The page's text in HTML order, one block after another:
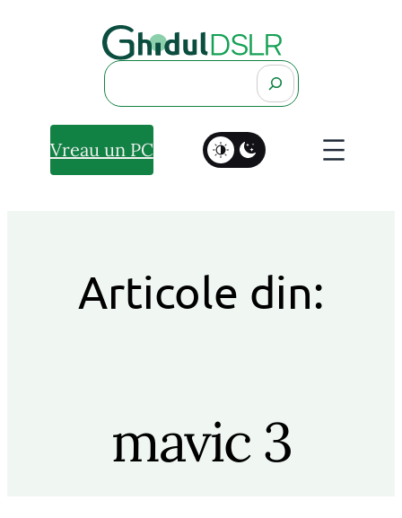
Search
Vreau un PC
Articole din:
mavic 3